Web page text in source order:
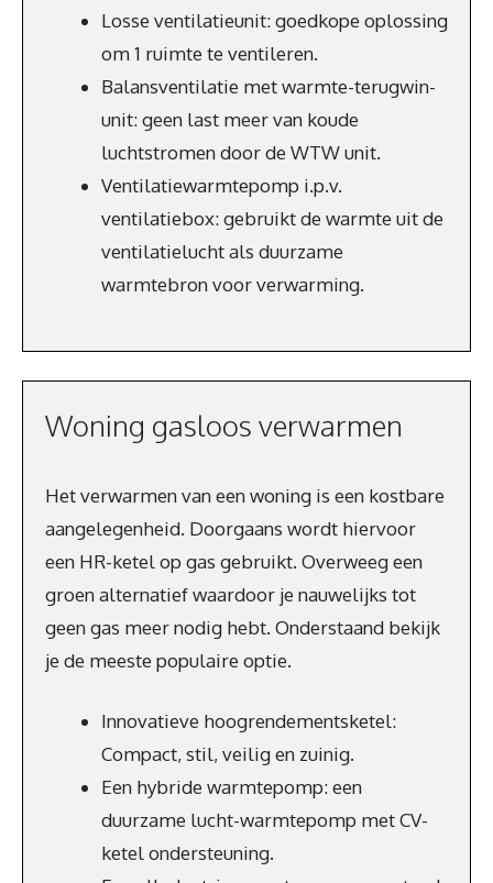
Losse ventilatieunit: goedkope oplossing
om 1 ruimte te ventileren.
Balansventilatie met warmte-terugwin-
unit: geen last meer van koude
luchtstromen door de WTW unit.
Ventilatiewarmtepomp i.p.v.
ventilatiebox: gebruikt de warmte uit de
ventilatielucht als duurzame
warmtebron voor verwarming.
Woning gasloos verwarmen
Het verwarmen van een woning is een kostbare
aangelegenheid. Doorgaans wordt hiervoor
een HR-ketel op gas gebruikt. Overweeg een
groen alternatief waardoor je nauwelijks tot
geen gas meer nodig hebt. Onderstaand bekijk
je de meeste populaire optie.
Innovatieve hoogrendementsketel:
Compact, stil, veilig en zuinig.
Een hybride warmtepomp: een
duurzame lucht-warmtepomp met CV-
ketel ondersteuning.